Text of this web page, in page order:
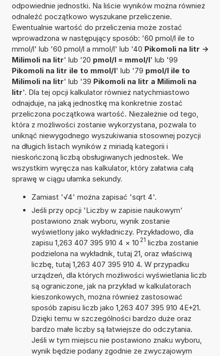
odpowiednie jednostki. Na liście wyników można również
odnaleźć początkowo wyszukane przeliczenie.
Ewentualnie wartość do przeliczenia może zostać
wprowadzona w następujący sposób: '60 pmol/l ile to
mmol/l' lub '60 pmol/l a mmol/l' lub '40 Pikomoli na litr ->
Milimoli na litr' lub '20 pmol/l = mmol/l' lub '99
Pikomoli na litr ile to mmol/l' lub '79 pmol/l ile to
Milimoli na litr' lub '39 Pikomoli na litr a Milimoli na
litr'. Dla tej opcji kalkulator również natychmiastowo
odnajduje, na jaką jednostkę ma konkretnie zostać
przeliczona początkowa wartość. Niezależnie od tego,
która z możliwości zostanie wykorzystana, pozwala to
uniknąć niewygodnego wyszukiwania stosownej pozycji
na długich listach wyników z miriadą kategorii i
nieskończoną liczbą obsługiwanych jednostek. We
wszystkim wyręcza nas kalkulator, który załatwia całą
sprawę w ciągu ułamka sekundy.
Zamiast '√4' można zapisać 'sqrt 4'.
Jeśli przy opcji 'Liczby w zapisie naukowym'
postawiono znak wyboru, wynik zostanie
wyświetlony jako wykładniczy. Przykładowo, dla
zapisu 1,263 407 395 910 4 × 10 21 liczba zostanie
podzielona na wykładnik, tutaj 21, oraz właściwą
liczbę, tutaj 1,263 407 395 910 4. W przypadku
urządzeń, dla których możliwości wyświetlania liczb
są ograniczone, jak na przykład w kalkulatorach
kieszonkowych, można również zastosować
sposób zapisu liczb jako 1,263 407 395 910 4E+21.
Dzięki temu w szczególności bardzo duże oraz
bardzo małe liczby są łatwiejsze do odczytania.
Jeśli w tym miejscu nie postawiono znaku wyboru,
wynik będzie podany zgodnie ze zwyczajowym